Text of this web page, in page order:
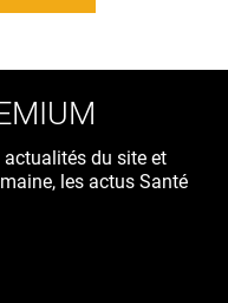
du site et
les actus Santé